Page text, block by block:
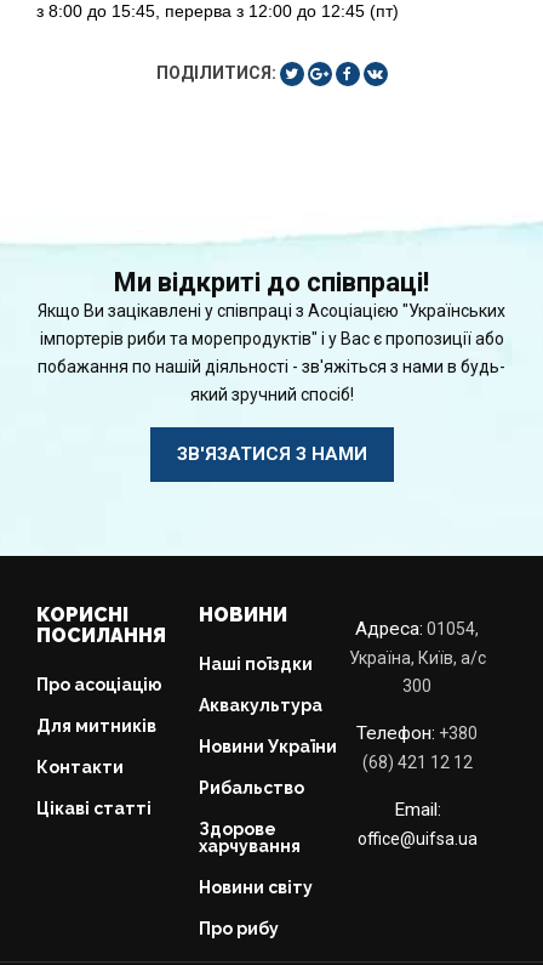
з 8:00 до 15:45, перерва з 12:00 до 12:45 (пт)
ПОДІЛИТИСЯ:
Ми відкриті до співпраці!
Якщо Ви зацікавлені у співпраці з Асоціацією "Українських
імпортерів риби та морепродуктів" і у Вас є пропозиції або
побажання по нашій діяльності - зв'яжіться з нами в будь-
який зручний спосіб!
ЗВ'ЯЗАТИСЯ З НАМИ
КОРИСНІ
ПОСИЛАННЯ
Про асоціацію
Для митників
Контакти
Цікаві статті
НОВИНИ
Наші поїздки
Аквакультура
Новини України
Рибальство
Здорове
харчування
Новини світу
Про рибу
Адреса: 01054,
Україна, Київ, а/с
300
Телефон: +380
(68) 421 12 12
Email:
office@uifsa.ua